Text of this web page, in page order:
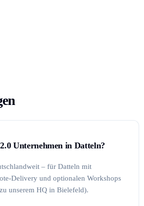
Unternehmen in Datteln?
– für Datteln mit
Delivery und optionalen Workshops
unserem HQ in Bielefeld).